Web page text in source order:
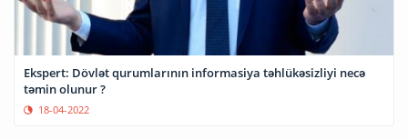
Ekspert: Dövlət qurumlarının informasiya təhlükəsizliyi necə
təmin olunur ?
18-04-2022